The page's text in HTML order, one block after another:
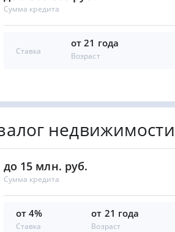
Сумма кредита
Ставка
от 21 года
Возраст
до 15 млн. руб.
Сумма кредита
от 4%
Ставка
от 21 года
Возраст